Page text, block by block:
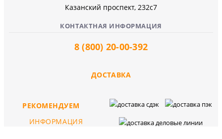
Казанский проспект, 232c7
КОНТАКТНАЯ ИНФОРМАЦИЯ
8 (800) 20-00-392
ДОСТАВКА
РЕКОМЕНДУЕМ
ИНФОРМАЦИЯ